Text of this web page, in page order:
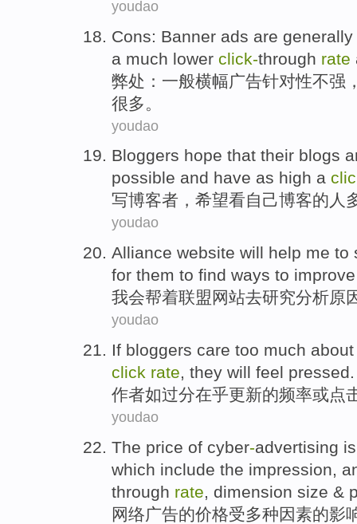
youdao
Cons: Banner ads are generally
a much lower click-through rate
弊处 ： 一般横幅广告针对性不强
很多 。
youdao
Bloggers hope that their blogs
possible and have as high a
写博客者， 希望看自己博客的 人
youdao
Alliance website will help me to
for them to find ways to improve
我会帮着联盟 网站去研究分析原
youdao
If bloggers care too much
click rate, they will feel pressed.
作者如过分在乎更新的频率或点
youdao
The price of cyber-advertising
which include the impression,
through rate, dimension size &
网络广告的价格受多种因素的影